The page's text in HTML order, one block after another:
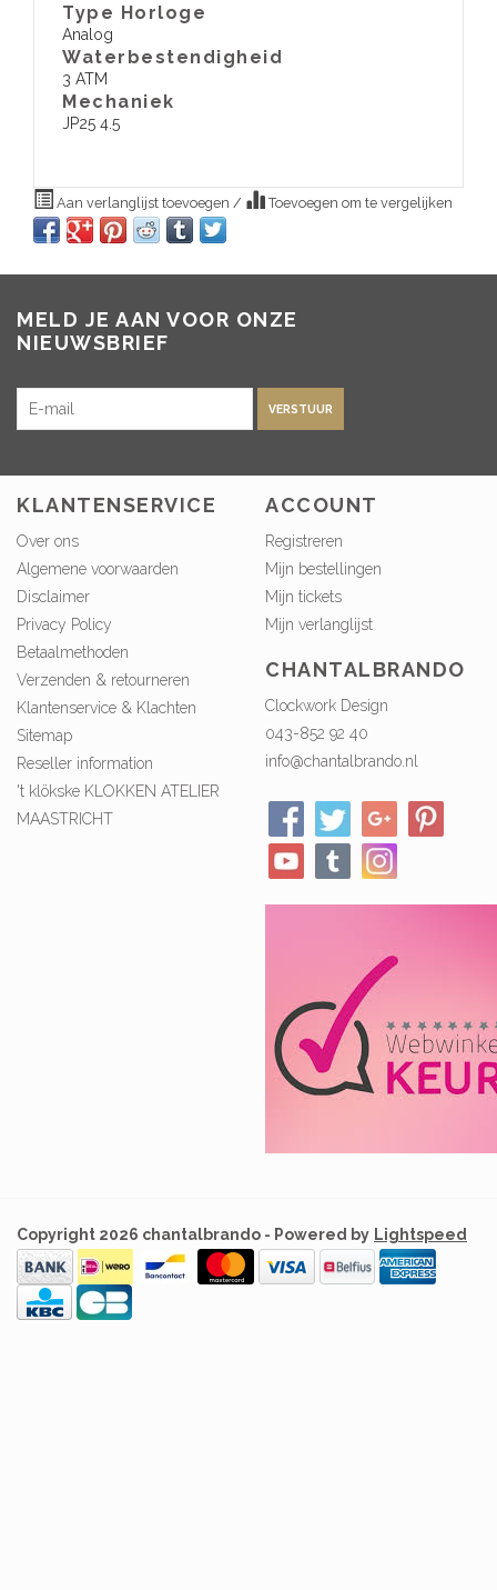
Type Horloge
Analog
Waterbestendigheid
3 ATM
​Mechaniek
JP25 4.5
Aan verlanglijst toevoegen / Toevoegen om te vergelijken
MELD JE AAN VOOR ONZE
NIEUWSBRIEF
VERSTUUR
KLANTENSERVICE
Over ons
Algemene voorwaarden
Disclaimer
Privacy Policy
Betaalmethoden
Verzenden & retourneren
Klantenservice & Klachten
Sitemap
Reseller information
't klökske KLOKKEN ATELIER
MAASTRICHT
ACCOUNT
Registreren
Mijn bestellingen
Mijn tickets
Mijn verlanglijst
CHANTALBRANDO
Clockwork Design
043-852 92 40
info@chantalbrando.nl
Copyright 2026 chantalbrando - Powered by Lightspeed